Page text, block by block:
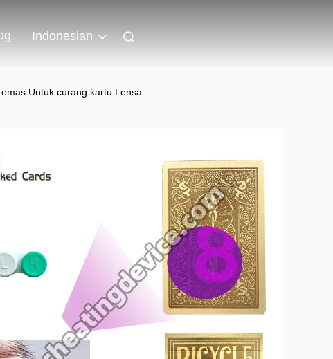
Indonesian
Untuk curang kartu Lensa